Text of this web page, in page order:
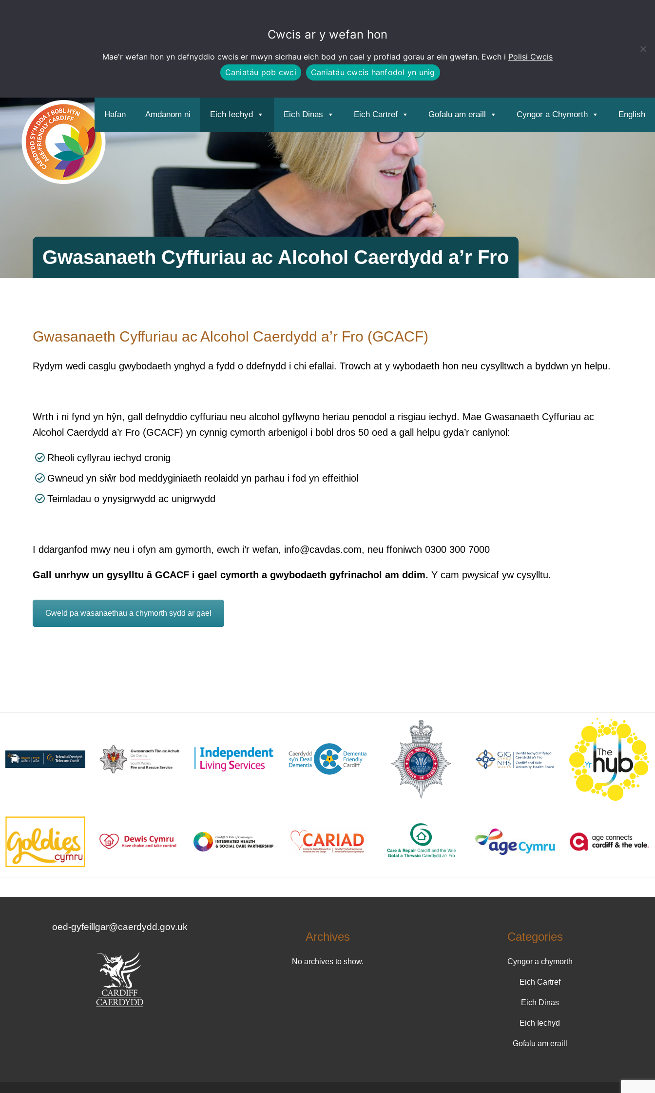
Cwcis ar y wefan hon
Mae'r wefan hon yn defnyddio cwcis er mwyn sicrhau eich bod yn cael y profiad gorau ar ein gwefan. Ewch i Polisi Cwcis
Caniatáu pob cwci
Caniatáu cwcis hanfodol yn unig
Hafan Amdanom ni Eich Iechyd Eich Dinas Eich Cartref Gofalu am eraill Cyngor a Chymorth English
Gwasanaeth Cyffuriau ac Alcohol Caerdydd a’r Fro
Gwasanaeth Cyffuriau ac Alcohol Caerdydd a’r Fro (GCACF)
Rydym wedi casglu gwybodaeth ynghyd a fydd o ddefnydd i chi efallai. Trowch at y wybodaeth hon neu cysylltwch a byddwn yn helpu.
Wrth i ni fynd yn hŷn, gall defnyddio cyffuriau neu alcohol gyflwyno heriau penodol a risgiau iechyd. Mae Gwasanaeth Cyffuriau ac
Alcohol Caerdydd a’r Fro (GCACF) yn cynnig cymorth arbenigol i bobl dros 50 oed a gall helpu gyda’r canlynol:
Rheoli cyflyrau iechyd cronig
Gwneud yn siŵr bod meddyginiaeth reolaidd yn parhau i fod yn effeithiol
Teimladau o ynysigrwydd ac unigrwydd
I ddarganfod mwy neu i ofyn am gymorth, ewch i’r wefan, info@cavdas.com, neu ffoniwch 0300 300 7000
Gall unrhyw un gysylltu â GCACF i gael cymorth a gwybodaeth gyfrinachol am ddim. Y cam pwysicaf yw cysylltu.
Gweld pa wasanaethau a chymorth sydd ar gael
oed-gyfeillgar@caerdydd.gov.uk
Archives
No archives to show.
Categories
Cyngor a chymorth
Eich Cartref
Eich Dinas
Eich Iechyd
Gofalu am eraill